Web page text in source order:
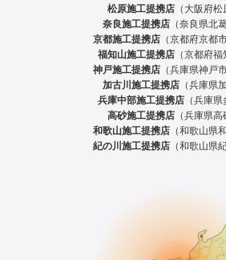
松原施工提携店 （大阪府松
奈良施工提携店 （奈良県北
京都施工提携店 （京都府京都
福知山施工提携店 （京都府福
神戸施工提携店 （兵庫県神戸
加古川施工提携店 （兵庫県
兵庫中部施工提携店 （兵庫県
高砂施工提携店 （兵庫県高
和歌山施工提携店 （和歌山県
紀の川施工提携店 （和歌山県